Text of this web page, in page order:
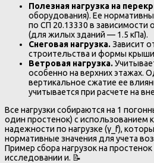
Полезная нагрузка на
оборудования). Ее
по СП 20.13330 в зависимости
(для жилых зданий — 1.5 кПа).
Снеговая нагрузка.Зависит
строительства и формы
Ветровая нагрузка.
особенно на верхних этажах.
вертикальное сжатие ее
учитывается при расчете на
Все нагрузки собираются на 1
один простенок) с использованием
надежности по нагрузке (γ_f),
нормативные значения для учета
Пример сбора нагрузок на
исследовании и. 📝